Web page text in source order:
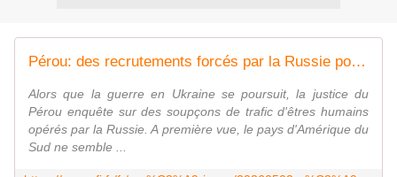
Pérou: des recrutements forcés par la Russie pour le front en Ukraine?
Alors que la guerre en Ukraine se poursuit, la justice du
Pérou enquête sur des soupçons de trafic d'êtres humains
opérés par la Russie. A première vue, le pays d'Amérique du
Sud ne semble ...